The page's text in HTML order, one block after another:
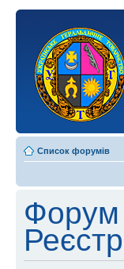
Список форумів
Форум